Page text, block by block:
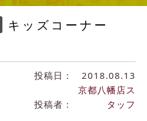
キッズコーナー
投稿日： 2018.08.13
投稿者：
京都八幡店ス
タッフ